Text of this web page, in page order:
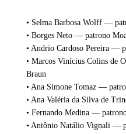
• Selma Barbosa Wolff —
• Borges Neto — patrono
• Andrio Cardoso Pereira —
• Marcos Vinícius Colins de
Braun
• Ana Simone Tomaz —
• Ana Valéria da Silva de
• Fernando Medina —
• Antônio Natálio Vignali —